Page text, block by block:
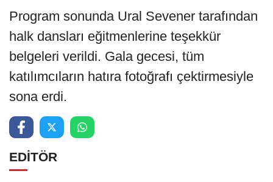
Program sonunda Ural Sevener tarafından
halk dansları eğitmenlerine teşekkür
belgeleri verildi. Gala gecesi, tüm
katılımcıların hatıra fotoğrafı çektirmesiyle
sona erdi.
EDİTÖR